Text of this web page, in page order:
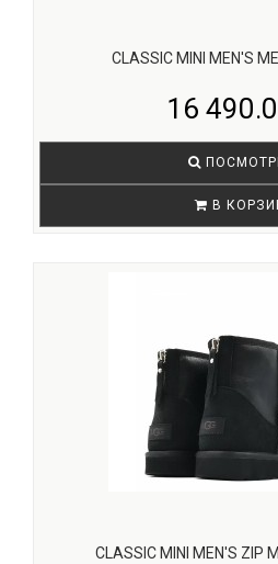
CLASSIC MINI MEN'S
16
В
CLASSIC MINI MEN'S ZIP